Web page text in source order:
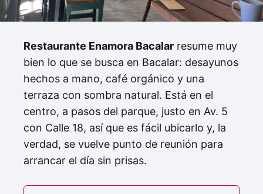
Restaurante Enamora Bacalar resume muy
bien lo que se busca en Bacalar: desayunos
hechos a mano, café orgánico y una
terraza con sombra natural. Está en el
centro, a pasos del parque, justo en Av. 5
con Calle 18, así que es fácil ubicarlo y, la
verdad, se vuelve punto de reunión para
arrancar el día sin prisas.